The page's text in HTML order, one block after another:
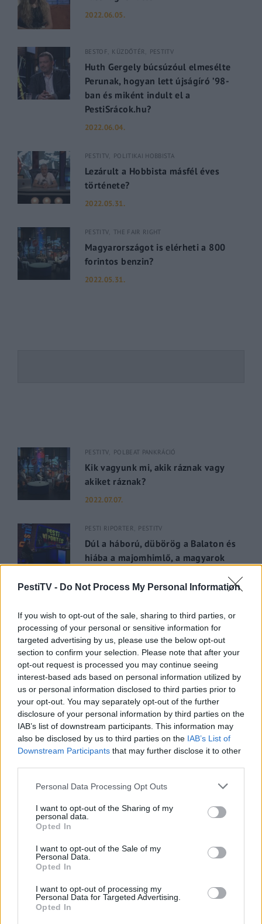
PestiTV - Do Not Process My Personal Information
If you wish to opt-out of the sale, sharing to third parties, or
processing of your personal or sensitive information for
targeted advertising by us, please use the below opt-out
section to confirm your selection. Please note that after your
opt-out request is processed you may continue seeing
interest-based ads based on personal information utilized by
us or personal information disclosed to third parties prior to
your opt-out. You may separately opt-out of the further
disclosure of your personal information by third parties on the
IAB’s list of downstream participants. This information may
also be disclosed by us to third parties on the IAB’s List of
Downstream Participants that may further disclose it to other
Please note that this website/app uses one or more Google
not limited to your visit or usage behaviour. You may click to
grant or deny consent to Google and its third-party tags to
use your data for below specified purposes in below Google
consent section.
Personal Data Processing Opt Outs
I want to opt-out of the Sharing of my
personal data.
Opted In
I want to opt-out of the Sale of my
Personal Data.
Opted In
I want to opt-out of processing my
Personal Data for Targeted Advertising.
Opted In
2022.06.05.
BESTOF KÜZDŐTÉR PESTITV
Huth Gergely búcsúzóul elmesélte
Perunak, hogyan lett újságíró ’98-
ban és miként indult el a
PestiSrácok.hu?
2022.06.04.
PESTITV POLITIKAI HOBBISTA
Lezárult a Hobbista másfél éves
története?
2022.05.31.
PESTITV THE FAIR RIGHT
Magyarországot is elérheti a 800
forintos benzin?
2022.05.31.
PESTITV POLBEAT PANKRÁCIÓ
Kik vagyunk mi, akik ráznak vagy
akiket ráznak?
2022.07.07.
PESTI RIPORTER PESTITV
Dúl a háború, dübörög a Balaton és
hiába a majomhimlő, a magyarok
2022.05.31.
GERILLA BÁR PESTITV
Kiderült Geszler Dorottya
szépségének titka
2022.05.31.
GERILLA BÁR PESTITV
Erdélyi turnéra indul a Sárik Péter
Trió
2022.05.31.